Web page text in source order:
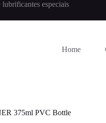
especiais
Home
375ml PVC Bottle